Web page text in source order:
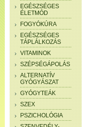
EGÉSZSÉGES
ÉLETMÓD
FOGYÓKÚRA
EGÉSZSÉGES
TÁPLÁLKOZÁS
VITAMINOK
SZÉPSÉGÁPOLÁS
ALTERNATÍV
GYÓGYÁSZAT
GYÓGYTEÁK
SZEX
PSZICHOLÓGIA